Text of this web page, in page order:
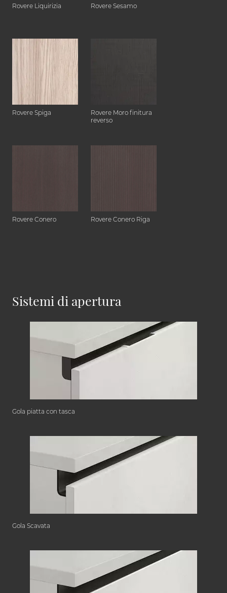
Rovere Liquirizia Rovere Sesamo
Rovere Spiga
Rovere Moro finitura
reverso
Rovere Conero Rovere Conero Riga
Sistemi di apertura
Gola piatta con tasca
Gola Scavata